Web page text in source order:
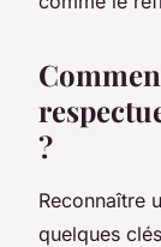
?
Reconnaître
quelques